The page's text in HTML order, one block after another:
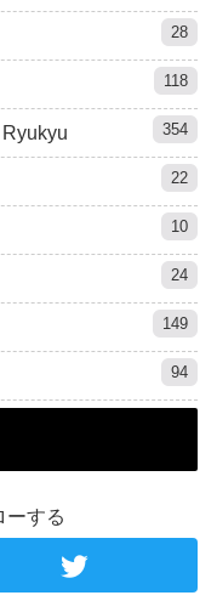
28
118
354
22
10
24
149
94
ーする